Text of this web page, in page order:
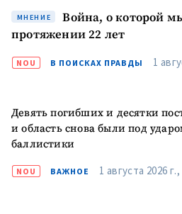
МНЕНИЕ
Война, о которой
протяжении 22 лет
NOU В ПОИСКАХ ПРАВДЫ 1
Девять погибших и десятки
и область снова были под
баллистики
NOU ВАЖНОЕ 1 августа 2026
с
конфиденциальности.